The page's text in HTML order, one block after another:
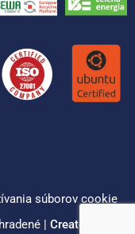
súborov cookie
|Created by